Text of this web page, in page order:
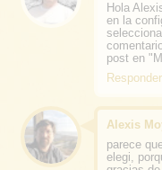
Hola
en la
post en
Responder
Alexis
parece
elegi,